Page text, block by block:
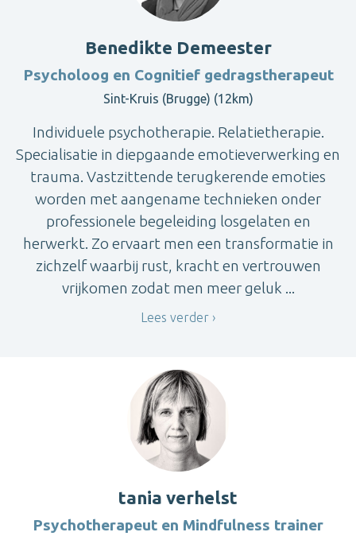
Benedikte Demeester
Psycholoog en Cognitief gedragstherapeut
Sint-Kruis (Brugge) (12km)
Individuele psychotherapie. Relatietherapie.
Specialisatie in diepgaande emotieverwerking en
trauma. Vastzittende terugkerende emoties
worden met aangename technieken onder
professionele begeleiding losgelaten en
herwerkt. Zo ervaart men een transformatie in
zichzelf waarbij rust, kracht en vertrouwen
vrijkomen zodat men meer geluk ...
Lees verder
tania verhelst
Psychotherapeut en Mindfulness trainer